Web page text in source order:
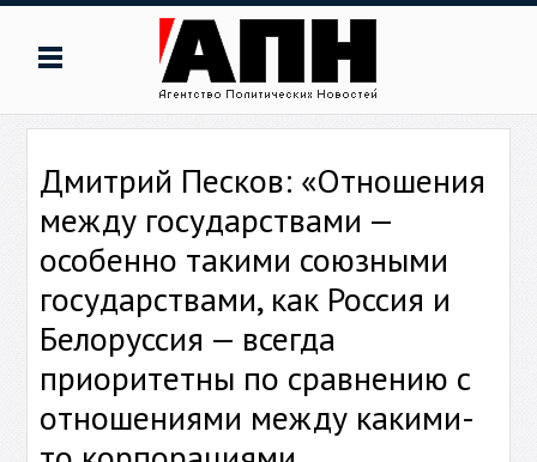
Дмитрий Песков: «Отношения
между государствами —
особенно такими союзными
государствами, как Россия и
Белоруссия — всегда
приоритетны по сравнению с
отношениями между какими-